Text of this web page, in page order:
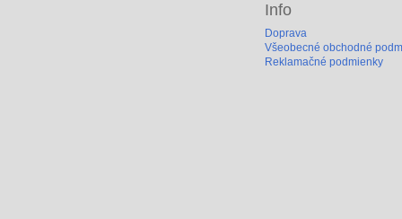
Info
Doprava
Všeobecné obchodné
Reklamačné podmienky